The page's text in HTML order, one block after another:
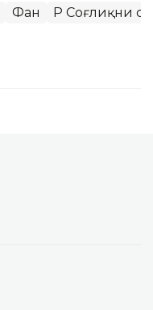
Фан ҚР Соғлиқни